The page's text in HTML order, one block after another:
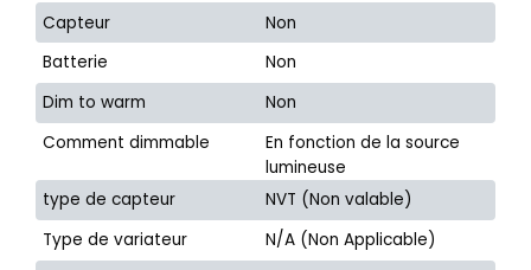
Capteur
Non
Batterie
Non
Dim to warm
Non
Comment dimmable
En fonction de la source
lumineuse
type de capteur
NVT (Non valable)
Type de variateur
N/A (Non Applicable)